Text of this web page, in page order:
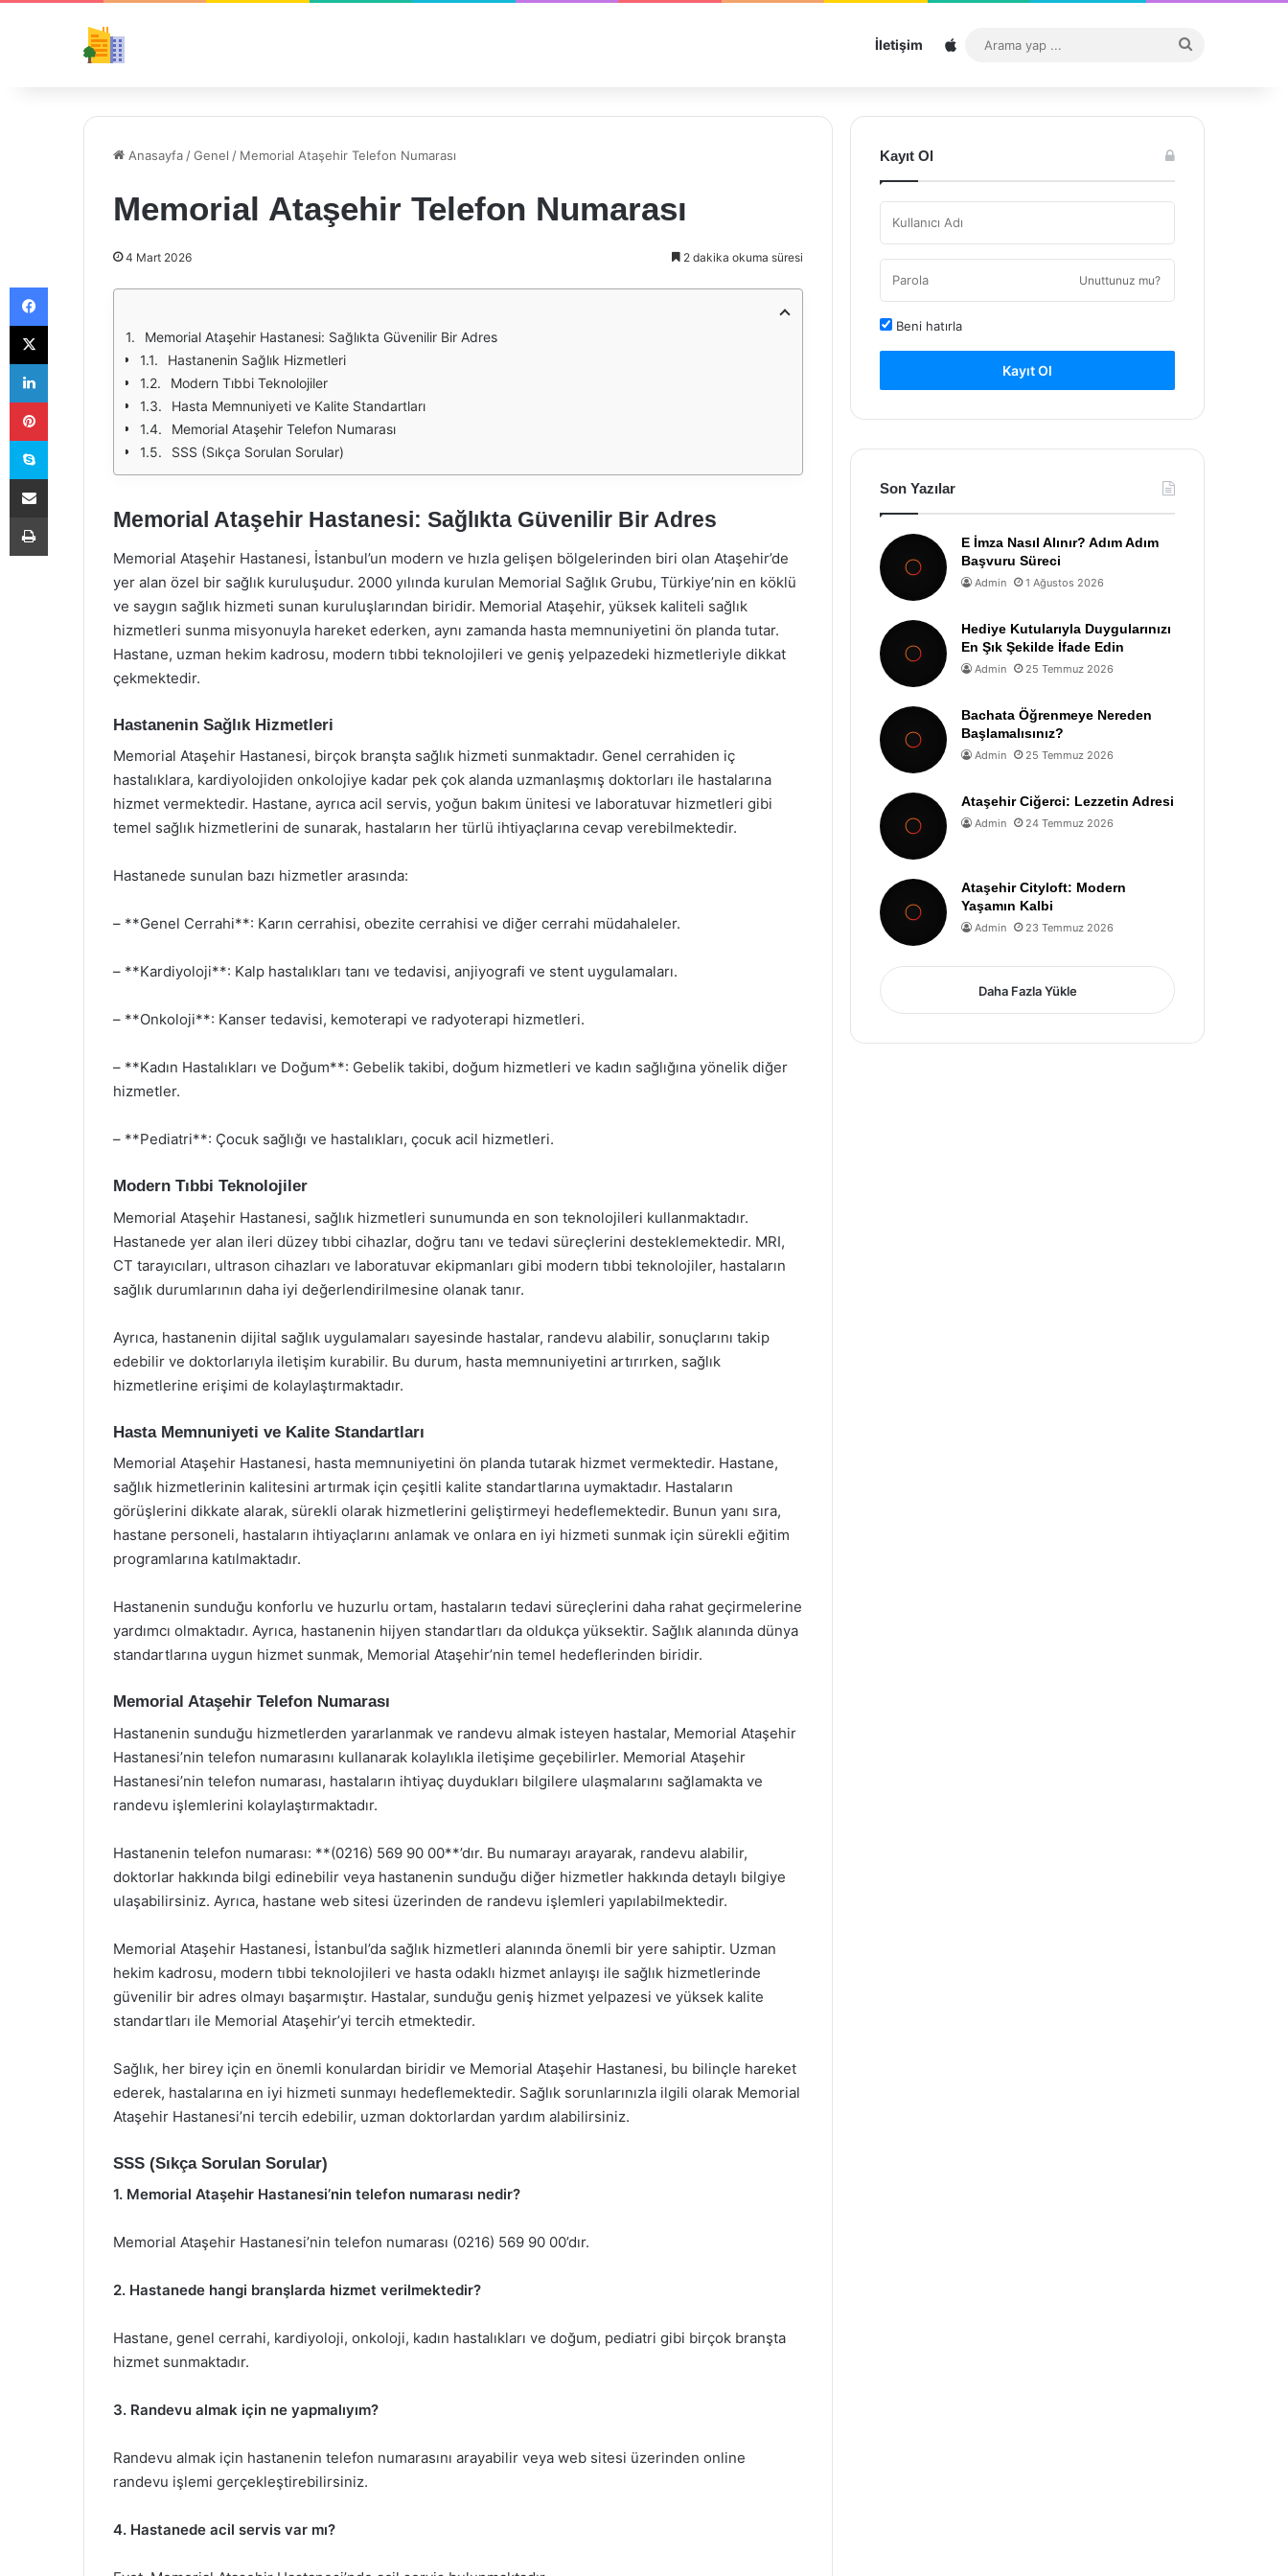
İletişim Sitemap
...
Anasayfa /Genel / Memorial Ataşehir Telefon Numarası
Memorial Ataşehir Telefon Numarası
4 Mart 2026 2 dakika okuma süresi
Memorial Ataşehir Hastanesi: Sağlıkta Güvenilir Bir Adres
Hastanenin Sağlık Hizmetleri
Modern Tıbbi Teknolojiler
Hasta Memnuniyeti ve Kalite Standartları
Memorial Ataşehir Telefon Numarası
SSS (Sıkça Sorulan Sorular)
Memorial Ataşehir Hastanesi: Sağlıkta Güvenilir Bir Adres
Memorial Ataşehir Hastanesi, İstanbul’un modern ve hızla gelişen bölgelerinden biri olan Ataşehir’de
yer alan özel bir sağlık kuruluşudur. 2000 yılında kurulan Memorial Sağlık Grubu, Türkiye’nin en köklü
ve saygın sağlık hizmeti sunan kuruluşlarından biridir. Memorial Ataşehir, yüksek kaliteli sağlık
hizmetleri sunma misyonuyla hareket ederken, aynı zamanda hasta memnuniyetini ön planda tutar.
Hastane, uzman hekim kadrosu, modern tıbbi teknolojileri ve geniş yelpazedeki hizmetleriyle dikkat
çekmektedir.
Hastanenin Sağlık Hizmetleri
Memorial Ataşehir Hastanesi, birçok branşta sağlık hizmeti sunmaktadır. Genel cerrahiden iç
hastalıklara, kardiyolojiden onkolojiye kadar pek çok alanda uzmanlaşmış doktorları ile hastalarına
hizmet vermektedir. Hastane, ayrıca acil servis, yoğun bakım ünitesi ve laboratuvar hizmetleri gibi
temel sağlık hizmetlerini de sunarak, hastaların her türlü ihtiyaçlarına cevap verebilmektedir.
Hastanede sunulan bazı hizmetler arasında:
– **Genel Cerrahi**: Karın cerrahisi, obezite cerrahisi ve diğer cerrahi müdahaleler.
– **Kardiyoloji**: Kalp hastalıkları tanı ve tedavisi, anjiyografi ve stent uygulamaları.
– **Onkoloji**: Kanser tedavisi, kemoterapi ve radyoterapi hizmetleri.
– **Kadın Hastalıkları ve Doğum**: Gebelik takibi, doğum hizmetleri ve kadın sağlığına yönelik diğer
hizmetler.
– **Pediatri**: Çocuk sağlığı ve hastalıkları, çocuk acil hizmetleri.
Modern Tıbbi Teknolojiler
Memorial Ataşehir Hastanesi, sağlık hizmetleri sunumunda en son teknolojileri kullanmaktadır.
Hastanede yer alan ileri düzey tıbbi cihazlar, doğru tanı ve tedavi süreçlerini desteklemektedir. MRI,
CT tarayıcıları, ultrason cihazları ve laboratuvar ekipmanları gibi modern tıbbi teknolojiler, hastaların
sağlık durumlarının daha iyi değerlendirilmesine olanak tanır.
Ayrıca, hastanenin dijital sağlık uygulamaları sayesinde hastalar, randevu alabilir, sonuçlarını takip
edebilir ve doktorlarıyla iletişim kurabilir. Bu durum, hasta memnuniyetini artırırken, sağlık
hizmetlerine erişimi de kolaylaştırmaktadır.
Hasta Memnuniyeti ve Kalite Standartları
Memorial Ataşehir Hastanesi, hasta memnuniyetini ön planda tutarak hizmet vermektedir. Hastane,
sağlık hizmetlerinin kalitesini artırmak için çeşitli kalite standartlarına uymaktadır. Hastaların
görüşlerini dikkate alarak, sürekli olarak hizmetlerini geliştirmeyi hedeflemektedir. Bunun yanı sıra,
hastane personeli, hastaların ihtiyaçlarını anlamak ve onlara en iyi hizmeti sunmak için sürekli eğitim
programlarına katılmaktadır.
Hastanenin sunduğu konforlu ve huzurlu ortam, hastaların tedavi süreçlerini daha rahat geçirmelerine
yardımcı olmaktadır. Ayrıca, hastanenin hijyen standartları da oldukça yüksektir. Sağlık alanında dünya
standartlarına uygun hizmet sunmak, Memorial Ataşehir’nin temel hedeflerinden biridir.
Memorial Ataşehir Telefon Numarası
Hastanenin sunduğu hizmetlerden yararlanmak ve randevu almak isteyen hastalar, Memorial Ataşehir
Hastanesi’nin telefon numarasını kullanarak kolaylıkla iletişime geçebilirler. Memorial Ataşehir
Hastanesi’nin telefon numarası, hastaların ihtiyaç duydukları bilgilere ulaşmalarını sağlamakta ve
randevu işlemlerini kolaylaştırmaktadır.
Hastanenin telefon numarası: **(0216) 569 90 00**’dır. Bu numarayı arayarak, randevu alabilir,
doktorlar hakkında bilgi edinebilir veya hastanenin sunduğu diğer hizmetler hakkında detaylı bilgiye
ulaşabilirsiniz. Ayrıca, hastane web sitesi üzerinden de randevu işlemleri yapılabilmektedir.
Memorial Ataşehir Hastanesi, İstanbul’da sağlık hizmetleri alanında önemli bir yere sahiptir. Uzman
hekim kadrosu, modern tıbbi teknolojileri ve hasta odaklı hizmet anlayışı ile sağlık hizmetlerinde
güvenilir bir adres olmayı başarmıştır. Hastalar, sunduğu geniş hizmet yelpazesi ve yüksek kalite
standartları ile Memorial Ataşehir’yi tercih etmektedir.
Sağlık, her birey için en önemli konulardan biridir ve Memorial Ataşehir Hastanesi, bu bilinçle hareket
ederek, hastalarına en iyi hizmeti sunmayı hedeflemektedir. Sağlık sorunlarınızla ilgili olarak Memorial
Ataşehir Hastanesi’ni tercih edebilir, uzman doktorlardan yardım alabilirsiniz.
SSS (Sıkça Sorulan Sorular)
1. Memorial Ataşehir Hastanesi’nin telefon numarası nedir?
Memorial Ataşehir Hastanesi’nin telefon numarası (0216) 569 90 00’dır.
2. Hastanede hangi branşlarda hizmet verilmektedir?
Hastane, genel cerrahi, kardiyoloji, onkoloji, kadın hastalıkları ve doğum, pediatri gibi birçok branşta
hizmet sunmaktadır.
3. Randevu almak için ne yapmalıyım?
Randevu almak için hastanenin telefon numarasını arayabilir veya web sitesi üzerinden online
randevu işlemi gerçekleştirebilirsiniz.
4. Hastanede acil servis var mı?
Kayıt Ol
Unuttunuz mu?
Beni hatırla
Kayıt Ol
Son Yazılar
E İmza Nasıl Alınır? Adım Adım
Başvuru Süreci
Admin 1 Ağustos 2026
Hediye Kutularıyla Duygularınızı
En Şık Şekilde İfade Edin
Admin 25 Temmuz 2026
Bachata Öğrenmeye Nereden
Başlamalısınız?
Admin 25 Temmuz 2026
Ataşehir Ciğerci: Lezzetin Adresi
Admin 24 Temmuz 2026
Ataşehir Cityloft: Modern
Yaşamın Kalbi
Admin 23 Temmuz 2026
Daha Fazla Yükle
Facebook
X
LinkedIn
Pinterest
Skype
E-Posta ile paylaş